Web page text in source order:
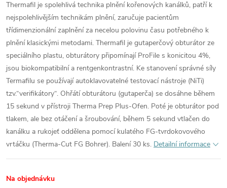
Thermafil je spolehlivá technika plnění kořenových kanálků, patří k
nejspolehlivějším technikám plnění, zaručuje pacientům
třídimenzionální zaplnění za necelou polovinu času potřebného k
plnění klasickými metodami. Thermafil je gutaperčový obturátor ze
speciálního plastu, obturátory připomínají ProFile s konicitou 4%,
jsou biokompatibilní a rentgenkontrastní. Ke stanovení správné síly
Termafilu se používají autoklavovatelné testovací nástroje (NiTi)
tzv.“verifikátory“. Ohřátí obturátoru (gutaperča) se dosáhne během
15 sekund v přístroji Therma Prep Plus-Ofen. Poté je obturátor pod
tlakem, ale bez otáčení a šroubování, během 5 sekund vtlačen do
kanálku a rukojeť oddělena pomocí kulatého FG-tvrdokovového
vrtáčku (Therma-Cut FG Bohrer). Balení 30 ks. Detailní informace
Na objednávku